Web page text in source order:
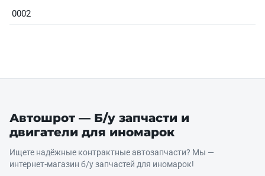
0002
Автошрот — Б/у запчасти и
двигатели для иномарок
Ищете надёжные контрактные автозапчасти? Мы —
интернет‑магазин б/у запчастей для иномарок!